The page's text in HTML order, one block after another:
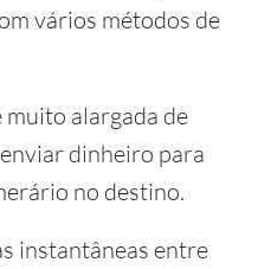
vários métodos de
muito alargada de
dinheiro para
no destino.
instantâneas entre